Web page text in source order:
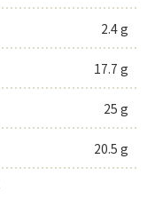
2.4 g
17.7 g
25 g
20.5 g